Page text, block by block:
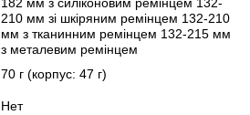
182 мм з силіконовим ремінцем 132-
210 мм зі шкіряним ремінцем 132-210
мм з тканинним ремінцем 132-215 мм
з металевим ремінцем
70 г (корпус: 47 г)
Нет